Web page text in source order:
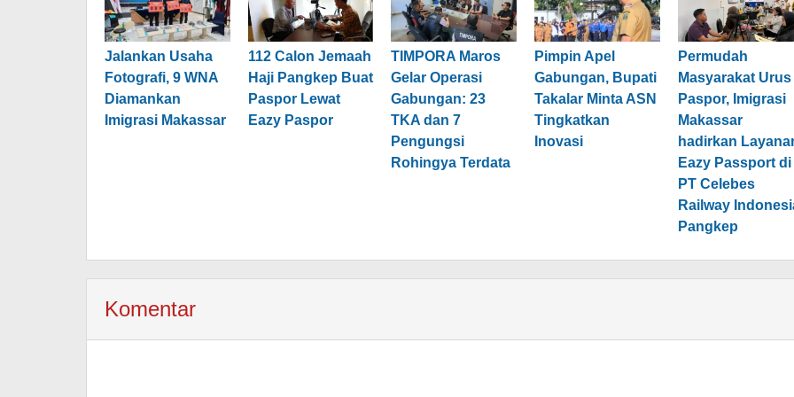
Jalankan Usaha
Fotografi, 9 WNA
Diamankan
Imigrasi Makassar
112 Calon Jemaah
Haji Pangkep Buat
Paspor Lewat
Eazy Paspor
TIMPORA Maros
Gelar Operasi
Gabungan: 23
TKA dan 7
Pengungsi
Rohingya Terdata
Pimpin Apel
Gabungan, Bupati
Takalar Minta ASN
Tingkatkan
Inovasi
Permudah
Masyarakat Urus
Paspor, Imigrasi
Makassar
hadirkan
Eazy Passport di
PT Celebes
Railway
Pangkep
Komentar